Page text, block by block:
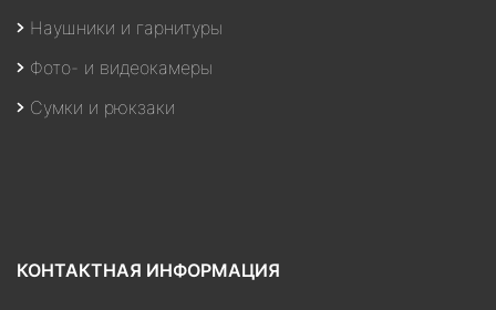
Наушники и гарнитуры
Фото- и видеокамеры
Сумки и рюкзаки
КОНТАКТНАЯ ИНФОРМАЦИЯ